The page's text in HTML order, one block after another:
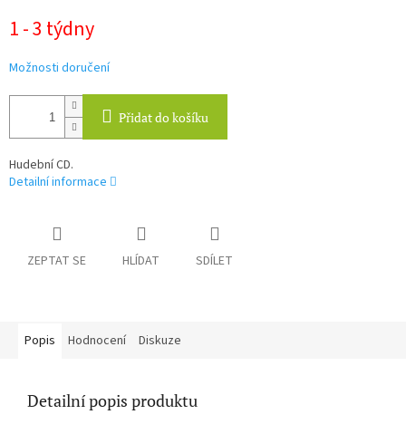
cena:
1 - 3 týdny
Možnosti doručení
Přidat do košíku
Hudební CD.
Detailní informace
ZEPTAT SE HLÍDAT SDÍLET
Popis Hodnocení Diskuze
Detailní popis produktu